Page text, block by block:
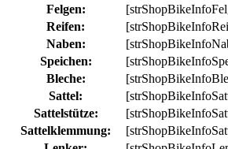
Felgen:
Reifen:
Naben:
Speichen:
Bleche:
Sattel:
Sattelstütze:
Sattelklemmung: